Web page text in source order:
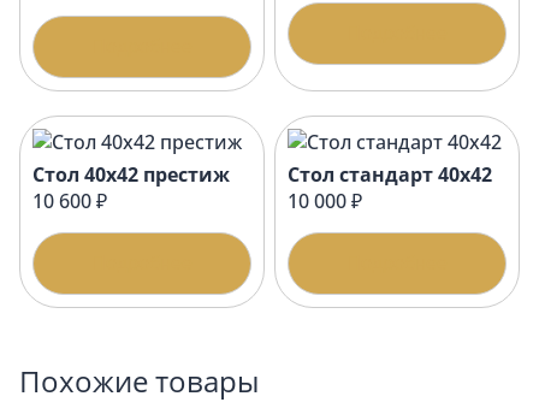
Стол 40х42 престиж
10 600 ₽
Стол стандарт 40х42
10 000 ₽
Похожие товары